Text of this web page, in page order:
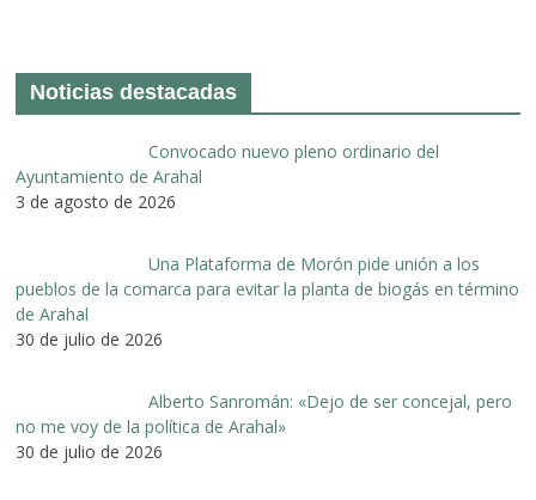
Noticias destacadas
Convocado nuevo pleno ordinario del
Ayuntamiento de Arahal
3 de agosto de 2026
Una Plataforma de Morón pide unión a los
pueblos de la comarca para evitar la planta de biogás en término
de Arahal
30 de julio de 2026
Alberto Sanromán: «Dejo de ser concejal, pero
no me voy de la política de Arahal»
30 de julio de 2026